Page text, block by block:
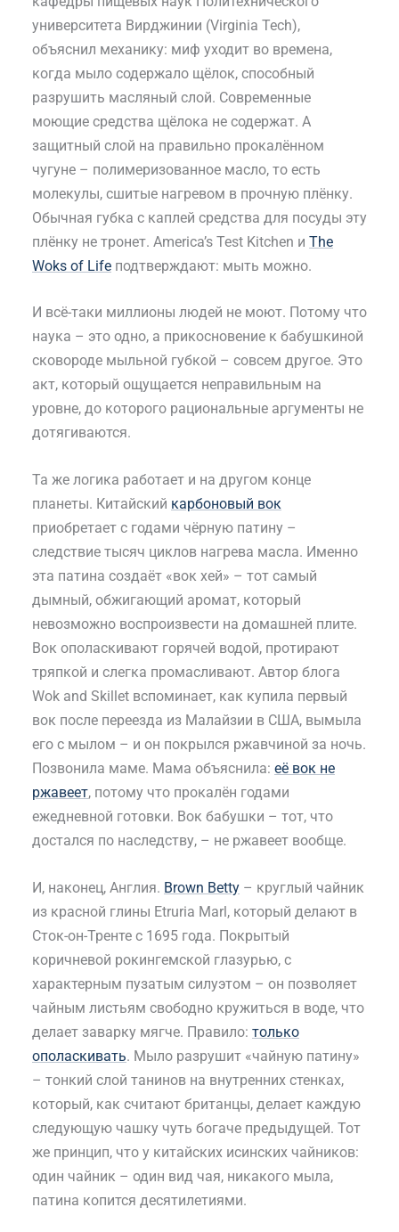
университета Вирджинии (Virginia Tech),
объяснил механику: миф уходит во времена,
когда мыло содержало щёлок, способный
разрушить масляный слой. Современные
моющие средства щёлока не содержат. А
защитный слой на правильно прокалённом
чугуне – полимеризованное масло, то есть
молекулы, сшитые нагревом в прочную плёнку.
Обычная губка с каплей средства для посуды эту
плёнку не тронет. America’s Test Kitchen и The
Woks of Life подтверждают: мыть можно.
И всё-таки миллионы людей не моют. Потому что
наука – это одно, а прикосновение к бабушкиной
сковороде мыльной губкой – совсем другое. Это
акт, который ощущается неправильным на
уровне, до которого рациональные аргументы не
дотягиваются.
Та же логика работает и на другом конце
планеты. Китайский карбоновый вок
приобретает с годами чёрную патину –
следствие тысяч циклов нагрева масла. Именно
эта патина создаёт «вок хей» – тот самый
дымный, обжигающий аромат, который
невозможно воспроизвести на домашней плите.
Вок ополаскивают горячей водой, протирают
тряпкой и слегка промасливают. Автор блога
Wok and Skillet вспоминает, как купила первый
вок после переезда из Малайзии в США, вымыла
его с мылом – и он покрылся ржавчиной за ночь.
Позвонила маме. Мама объяснила: её вок не
ржавеет, потому что прокалён годами
ежедневной готовки. Вок бабушки – тот, что
достался по наследству, – не ржавеет вообще.
И, наконец, Англия. Brown Betty – круглый чайник
из красной глины Etruria Marl, который делают в
Сток-он-Тренте с 1695 года. Покрытый
коричневой рокингемской глазурью, с
характерным пузатым силуэтом – он позволяет
чайным листьям свободно кружиться в воде, что
делает заварку мягче. Правило: только
ополаскивать. Мыло разрушит «чайную патину»
– тонкий слой танинов на внутренних стенках,
который, как считают британцы, делает каждую
следующую чашку чуть богаче предыдущей. Тот
же принцип, что у китайских исинских чайников:
один чайник – один вид чая, никакого мыла,
патина копится десятилетиями.